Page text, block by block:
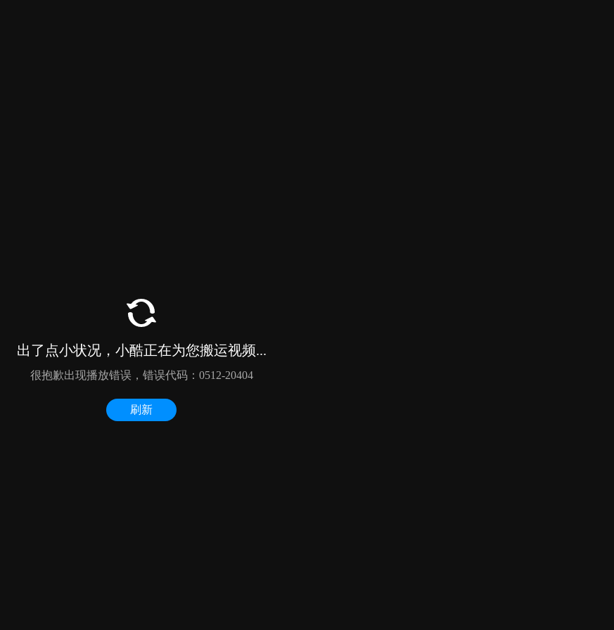
出了点小状况，小酷正在为您搬运视频...
很抱歉出现播放错误，错误代码：0512-20404
刷新